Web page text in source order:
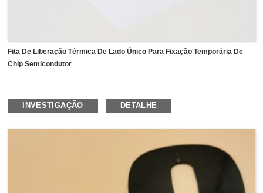
Fita De Liberação Térmica De Lado Único Para Fixação Temporária De
Chip Semicondutor
Fita de Liberação Térmicautiliza filme de poliéster como
suporte e revestido com adesivo acrílico especial.Com
componentes à temperatura ambiente, e os componentes
podem ser facilmente removidos sem qualquer resíduo
após aquecer a fita a 110-130 ℃.A fita de liberação térmica
é amplamente utilizada como fixação temporária durante o
processo de fabricação de chips semicondutores, chips
eletrônicos, tela de vidro, carcaça de bateria.
INVESTIGAÇÃO DETALHE